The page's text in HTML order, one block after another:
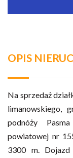
OPIS
Na sprzedaż
limanowskiego,
podnóży
powiatowej nr
3300 m.